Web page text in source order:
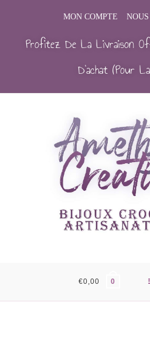
MON COMPTE
Profitez De La Livraison
D’achat (Pour
€0,00 0